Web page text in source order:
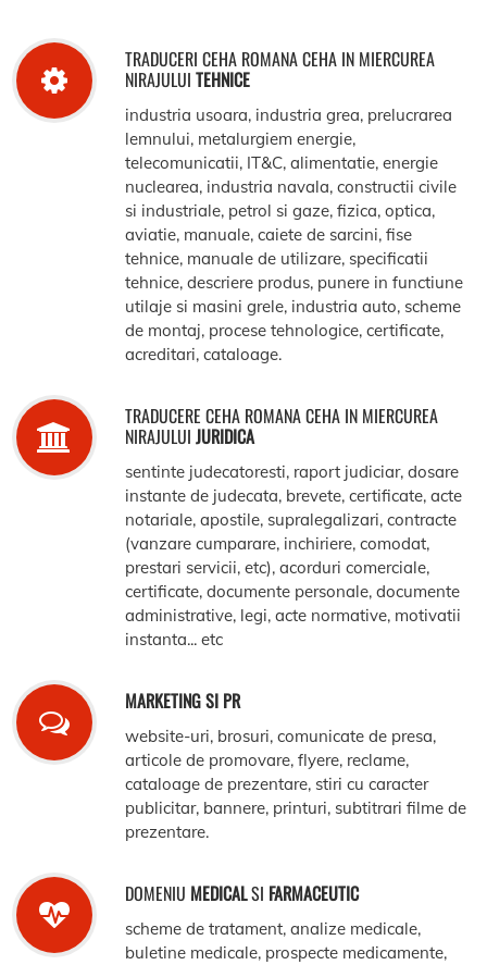
TRADUCERI CEHA ROMANA CEHA IN MIERCUREA
NIRAJULUI TEHNICE
industria usoara, industria grea, prelucrarea
lemnului, metalurgiem energie,
telecomunicatii, IT&C, alimentatie, energie
nuclearea, industria navala, constructii civile
si industriale, petrol si gaze, fizica, optica,
aviatie, manuale, caiete de sarcini, fise
tehnice, manuale de utilizare, specificatii
tehnice, descriere produs, punere in functiune
utilaje si masini grele, industria auto, scheme
de montaj, procese tehnologice, certificate,
acreditari, cataloage.
TRADUCERE CEHA ROMANA CEHA IN MIERCUREA
NIRAJULUI JURIDICA
sentinte judecatoresti, raport judiciar, dosare
instante de judecata, brevete, certificate, acte
notariale, apostile, supralegalizari, contracte
(vanzare cumparare, inchiriere, comodat,
prestari servicii, etc), acorduri comerciale,
certificate, documente personale, documente
administrative, legi, acte normative, motivatii
instanta... etc
MARKETING SI PR
website-uri, brosuri, comunicate de presa,
articole de promovare, flyere, reclame,
cataloage de prezentare, stiri cu caracter
publicitar, bannere, printuri, subtitrari filme de
prezentare.
DOMENIU MEDICALSI FARMACEUTIC
scheme de tratament, analize medicale,
buletine medicale, prospecte medicamente,